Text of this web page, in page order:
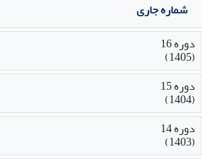
شماره جاری
دوره 16
(1405)
دوره 15
(1404)
دوره 14
(1403)